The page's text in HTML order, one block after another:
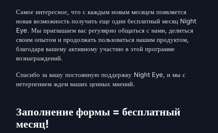
Самое интересное, что с каждым новым месяцем появляется
новая возможность получить еще один бесплатный месяц Night
Eye. Мы приглашаем вас регулярно общаться с нами, делиться
своим опытом и продолжать пользоваться нашим продуктом,
благодаря вашему активному участию в этой программе
вознаграждений.
Спасибо за вашу постоянную поддержку Night Eye, и мы с
нетерпением ждем ваших ценных мнений.
Заполнение формы = бесплатный
месяц!